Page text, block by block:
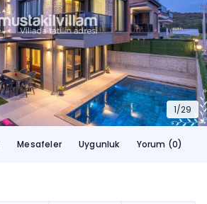
1/29
Mesafeler Uygunluk Yorum (0)